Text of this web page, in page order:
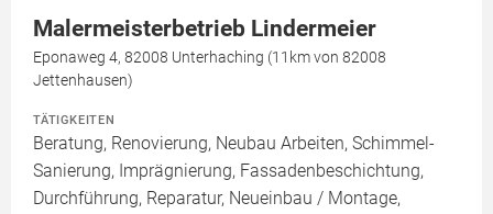
Malermeisterbetrieb Lindermeier
Eponaweg 4, 82008 Unterhaching (11km von 82008
Jettenhausen)
TÄTIGKEITEN
Beratung, Renovierung, Neubau Arbeiten, Schimmel-
Sanierung, Imprägnierung, Fassadenbeschichtung,
Durchführung, Reparatur, Neueinbau / Montage,